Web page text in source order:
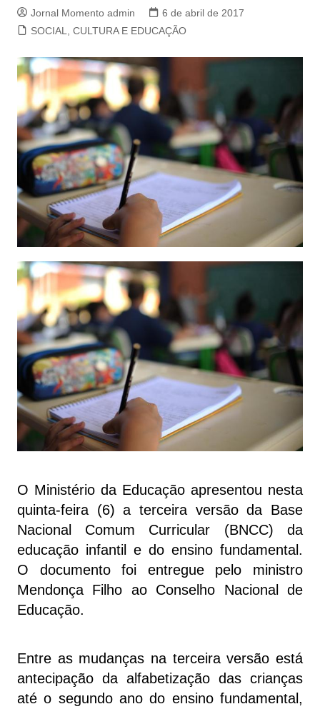
Jornal Momento admin
6 de abril de 2017
SOCIAL, CULTURA E EDUCAÇÃO
O Ministério da Educação apresentou nesta
quinta-feira (6) a terceira versão da Base
Nacional Comum Curricular (BNCC) da
educação infantil e do ensino fundamental.
O documento foi entregue pelo ministro
Mendonça Filho ao Conselho Nacional de
Educação.
Entre as mudanças na terceira versão está
antecipação da alfabetização das crianças
até o segundo ano do ensino fundamental,